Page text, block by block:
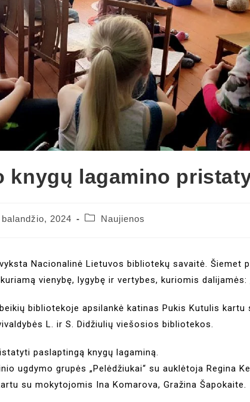
knygų lagamino
balandžio, 2024 Naujienos
Nacionalinė Lietuvos bibliotekų savaitė. Šiemet
vienybę, lygybę ir vertybes, kuriomis dalijamės:
bibliotekoje apsilankė katinas Pukis Kutulis kartu
L. ir S. Didžiulių viešosios bibliotekos.
paslaptingą knygų lagaminą.
ugdymo grupės „Pelėdžiukai“ su auklėtoja Regina
su mokytojomis Ina Komarova, Gražina Šapokaite.